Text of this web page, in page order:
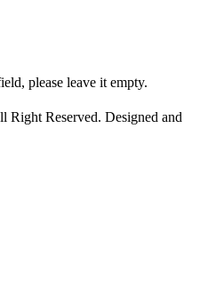
please leave it empty.
Right Reserved. Designed and